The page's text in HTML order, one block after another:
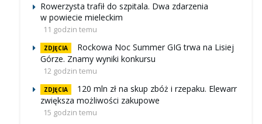
Rowerzysta trafił do szpitala. Dwa zdarzenia
w powiecie mieleckim
11 godzin temu
ZDJĘCIA
Rockowa Noc Summer GIG trwa na Lisiej
Górze. Znamy wyniki konkursu
12 godzin temu
ZDJĘCIA
120 mln zł na skup zbóż i rzepaku. Elewarr
zwiększa możliwości zakupowe
15 godzin temu